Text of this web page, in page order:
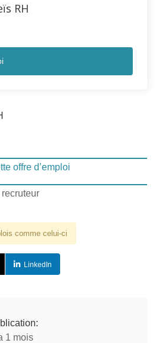
RH
offre d’emploi
comme celui-ci
LinkedIn
1 mois